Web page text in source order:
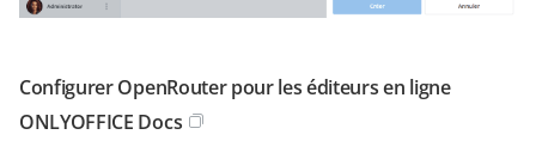
Configurer OpenRouter pour les éditeurs en ligne
ONLYOFFICE Docs